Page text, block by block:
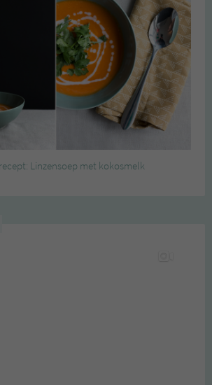
Linzensoep met kokosmelk